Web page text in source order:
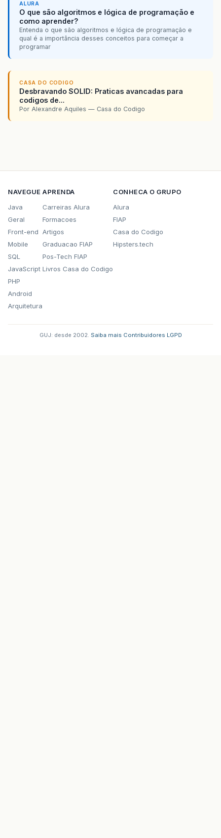
ALURA
O que são algoritmos e lógica de programação e
como aprender?
Entenda o que são algoritmos e lógica de programação e
qual é a importância desses conceitos para começar a
programar
CASA DO CODIGO
Desbravando SOLID: Praticas avancadas para
codigos de...
Por Alexandre Aquiles — Casa do Codigo
NAVEGUE
Java
Geral
Front-end
Mobile
SQL
JavaScript
PHP
Android
Arquitetura
APRENDA
Carreiras Alura
Formacoes
Artigos
Graduacao FIAP
Pos-Tech FIAP
Livros Casa do Codigo
CONHECA O GRUPO
Alura
FIAP
Casa do Codigo
Hipsters.tech
GUJ: desde 2002. Saiba mais Contribuidores LGPD